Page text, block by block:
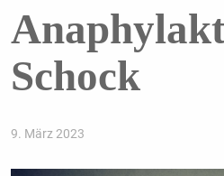
Schock
9. März 2023